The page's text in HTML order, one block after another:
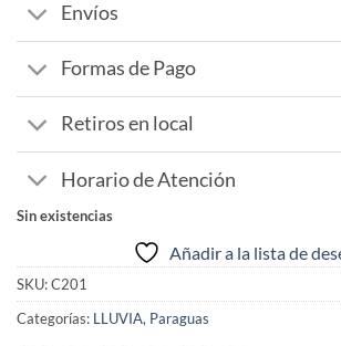
Envíos
Formas de Pago
Retiros en local
Horario de Atención
Sin existencias
Añadir a la lista de
SKU:C201
Categorías: LLUVIA, Paraguas